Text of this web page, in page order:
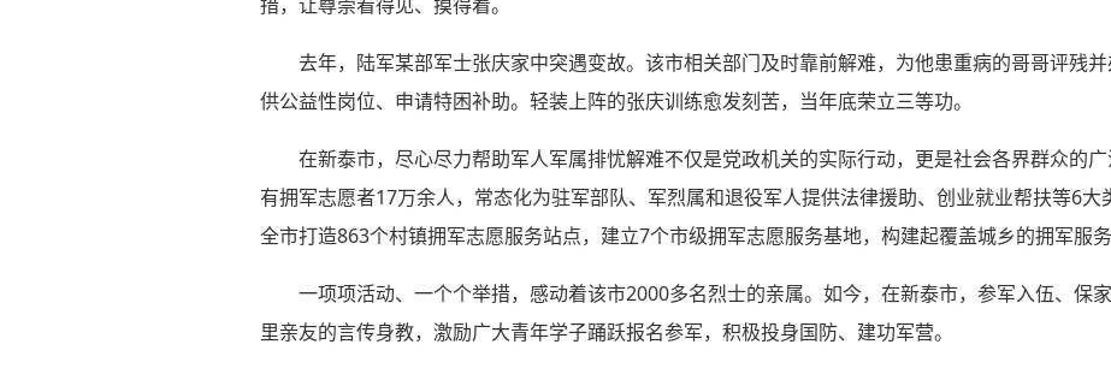
去年，陆军某部军士张庆家中突遇变故。该市相关部门及时靠前解难，为他患重病的哥哥评残
供公益性岗位、申请特困补助。轻装上阵的张庆训练愈发刻苦，当年底荣立三等功。
在新泰市，尽心尽力帮助军人军属排忧解难不仅是党政机关的实际行动，更是社会各界群众的
有拥军志愿者17万余人，常态化为驻军部队、军烈属和退役军人提供法律援助、创业就业帮扶等6大
全市打造863个村镇拥军志愿服务站点，建立7个市级拥军志愿服务基地，构建起覆盖城乡的拥军服务
一项项活动、一个个举措，感动着该市2000多名烈士的亲属。如今，在新泰市，参军入伍、保
里亲友的言传身教，激励广大青年学子踊跃报名参军，积极投身国防、建功军营。